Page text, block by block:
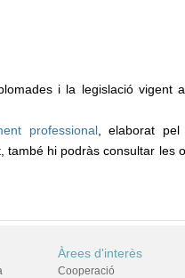
i la legislació vigent
professional, elaborat pel
també hi podràs consultar les
Àrees d'interès
Cooperació